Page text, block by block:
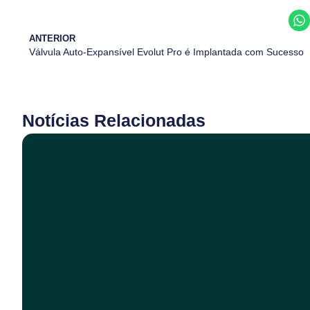
ANTERIOR
Válvula Auto-Expansível Evolut Pro é Implantada com Sucesso
Notícias Relacionadas